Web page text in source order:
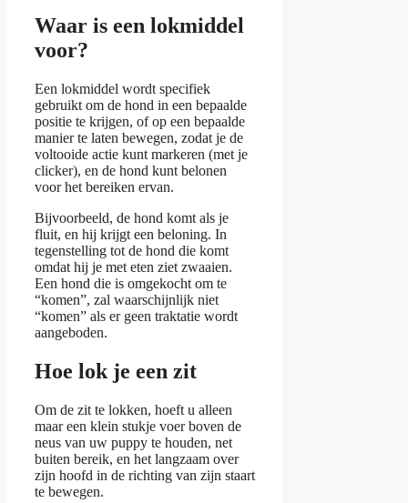
Waar is een lokmiddel
voor?
Een lokmiddel wordt specifiek
gebruikt om de hond in een bepaalde
positie te krijgen, of op een bepaalde
manier te laten bewegen, zodat je de
voltooide actie kunt markeren (met je
clicker), en de hond kunt belonen
voor het bereiken ervan.
Bijvoorbeeld, de hond komt als je
fluit, en hij krijgt een beloning. In
tegenstelling tot de hond die komt
omdat hij je met eten ziet zwaaien.
Een hond die is omgekocht om te
“komen”, zal waarschijnlijk niet
“komen” als er geen traktatie wordt
aangeboden.
Hoe lok je een zit
Om de zit te lokken, hoeft u alleen
maar een klein stukje voer boven de
neus van uw puppy te houden, net
buiten bereik, en het langzaam over
zijn hoofd in de richting van zijn staart
te bewegen.